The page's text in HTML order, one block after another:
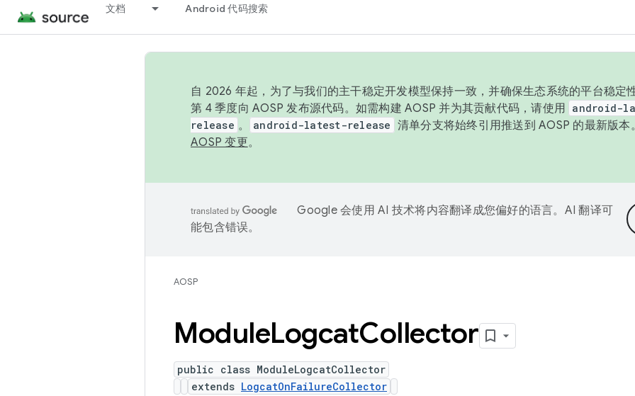
文档 Android 代码搜索
自 2026 年起，为了与我们的主干稳定开发模型保持一致，并确保生态系统的平台稳定
第 4 季度向 AOSP 发布源代码。如需构建 AOSP 并为其贡献代码，请使用 android-
release 。 android-latest-release 清单分支将始终引用推送到 AOSP 的最新版
AOSP 变更。
Google 会使用 AI 技术将内容翻译成您偏好的语言。AI 翻译可
能包含错误。
AOSP
ModuleLogcatCollector
public class ModuleLogcatCollector
extends LogcatOnFailureCollector